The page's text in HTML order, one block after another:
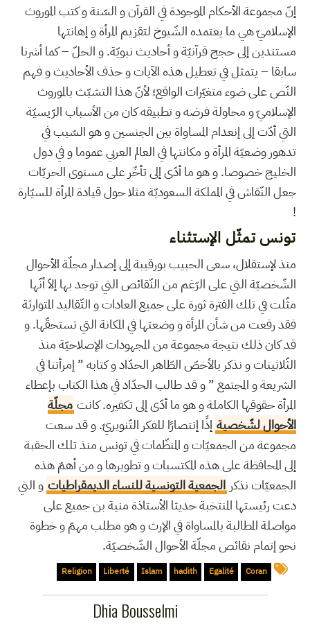
إنّ مجموعة الأحكام الموجودة في القرآن و السّنة و كتب الموروث
الإسلاميّ هي ما يعتمده الشّيوخ لتقزيم المرأة و إهانتها
مستندين إلى حجج قرآنيّة و أحاديث نبويّة. و الحلّ – كما أشرنا
سابقا – يتمثل في تعطيل هذه الآيات و حذف الأحاديث و فهم
النّص على ضوء متغيّرات الواقع؛ لأنّ هذا التشبّث بالموروث
الإسلاميّ و محاولة فرضه و تطبيقه كان من الأسباب الرّيسيّة
التي أدّت إلى إنعدام المساواة بين الجنسين و هو السّبب في
تدهور وضعيّة المرأة و مكانتها في العالم العربي عموما و في دول
الخليج خصوصا. و هو ما أدّى إلى تأخّر على مستوى الحريّات
جعل النّقاش في المملكة السعوديّة مثلا حول قيادة المرأة للسيّارة
!
تونس تمثّل الإستثناء
منذ لإستقلال، سعى الحبيب بورقيبة إلى إصدار مجلّة الأحوال
الشّخصيّة التي على الرّغم من النّقائص التي توجد بها إلاّ أنّها
مثّلت في تلك الفترة ثورة على جميع العادات و التّقاليد المتوارثة
فقد رفعت من شأن المرأة و وضعتها في المكانة التي تستحقّها. و
قد كان ذلك نتيجة مجموعة من المجهودات الإصلاحيّة منذ
الثّلاثينات و نذكر بالأخصّ الطّاهر الحدّاد و كتابه ” إمرأتنا في
الشريعة و المجتمع ” و قد طالب الحدّاد في هذا الكتاب بإعطاء
المرأة حقوقها الكاملة و هو ما أدّى إلى تكفيره. كانت مجلّة
الأحوال لشّخصية إذًا إنتصارًا للفكر التّنويريّ. و قد سعت
مجموعة من الجمعيّات و المنظّمات في تونس منذ تلك الحقبة
إلى المحافظة على هذه المكتسبات و تطويرها و من أهمّ هذه
الجمعيّات نذكر الجمعية التونسية للنساء الديمقراطيات و التي
دعت رئيستها المنتخبة حديثا الأستاذة منية بن جميع على
مواصلة المطالبة بالمساواة في الإرث و هو مطلب مهمّ و خطوة
نحو إتمام نقائص مجلّة الأحوال الشّخصيّة.
Coran
Egalité
hadith
Islam
Liberté
Religion
Dhia Bousselmi